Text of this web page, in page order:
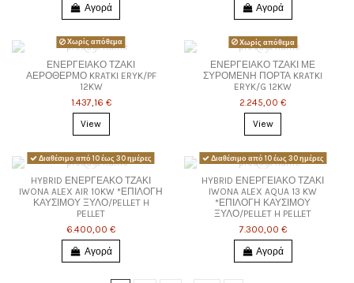
Αγορά
Αγορά
Χωρίς απόθεμα
ΕΝΕΡΓΕΙΑΚΟ ΤΖΑΚΙ
ΑΕΡΟΘΕΡΜΟ KRATKI ERYK/PF
12KW
1.437,16 €
View
Χωρίς απόθεμα
ΕΝΕΡΓΕΙΑΚΟ ΤΖΑΚΙ ΜΕ
ΣΥΡΟΜΕΝΗ ΠΟΡΤΑ KRATKI
ERYK/G 12KW
2.245,00 €
View
Διαθέσιμο από 10 έως 30 ημέρες
HYBRID ΕΝΕΡΓΕΑΚΟ ΤΖΑΚΙ
IWONA ALEX AIR 10KW *ΕΠΙΛΟΓΗ
ΚΑΥΣΙΜΟΥ ΞΥΛΟ/PELLET H
PELLET
6.400,00 €
Αγορά
Διαθέσιμο από 10 έως 30 ημέρες
HYBRID ΕΝΕΡΓΕΙΑΚΟ ΤΖΑΚΙ
IWONA ALEX AQUA 13 KW
*ΕΠΙΛΟΓΗ ΚΑΥΣΙΜΟΥ
ΞΥΛΟ/PELLET H PELLET
7.300,00 €
Αγορά